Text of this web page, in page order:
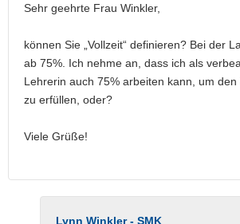
Sehr geehrte Frau Winkler,
können Sie „Vollzeit“ definieren? Bei der
ab 75%. Ich nehme an, dass ich als
Lehrerin auch 75% arbeiten kann, um den
zu erfüllen, oder?
Viele Grüße!
Lynn Winkler - SMK